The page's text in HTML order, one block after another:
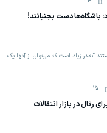
باشگاه‌ها دست بجنبانند!
آنقدر زیاد است که می‌توان از آنها یک
15
رئال در بازار انتقالات